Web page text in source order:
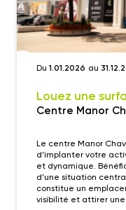
Du 1.01.2026 au
Louez une
Centre Manor
Le centre Manor
d’implanter votre
et dynamique.
d’une situation
constitue un
visibilité et attirer